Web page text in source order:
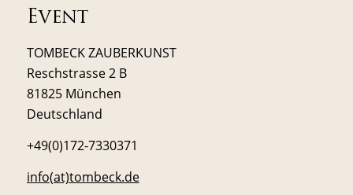
Event
TOMBECK ZAUBERKUNST
Reschstrasse 2 B
81825 München
Deutschland
+49(0)172-7330371
info(at)tombeck.de